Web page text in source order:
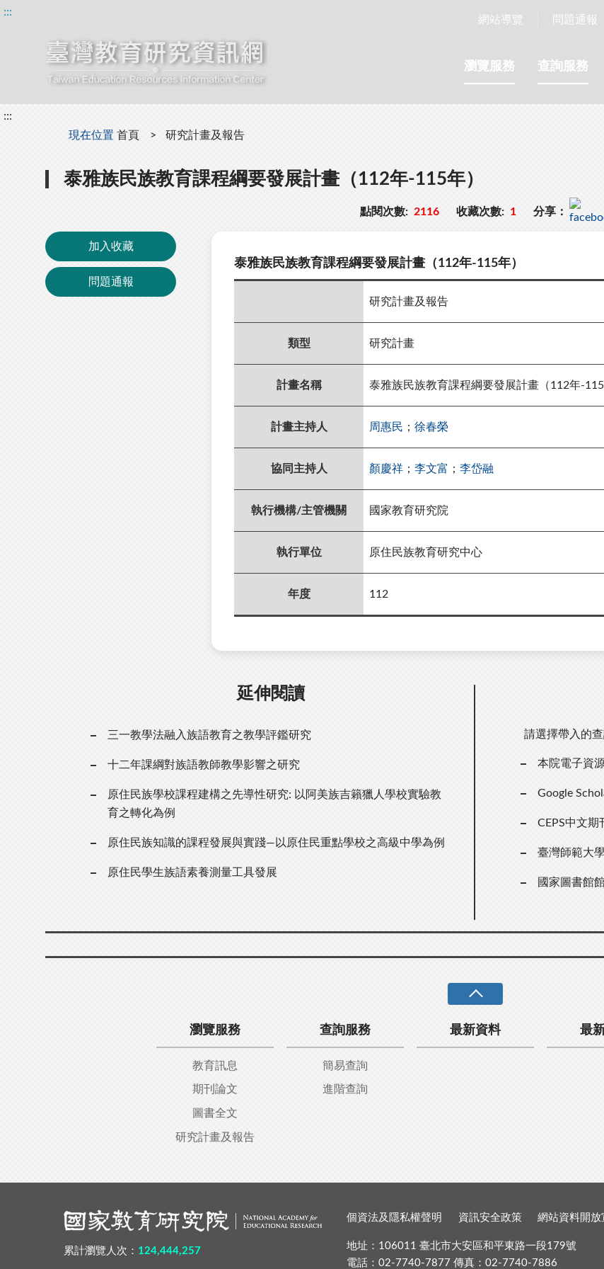
:::
網站導覽 問題通報
瀏覽服務 查詢服務
:::
現在位置 首頁 研究計畫及報告
泰雅族民族教育課程綱要發展計畫（112年-115年）
點閱次數: 2116 收藏次數: 1 分享：
加入收藏
問題通報
泰雅族民族教育課程綱要發展計畫（112年-115年）
研究計畫及報告
類型 研究計畫
計畫名稱 泰雅族民族教育課程綱要發展計畫（112年-115
計畫主持人 周惠民 ； 徐春榮
協同主持人 顏慶祥 ； 李文富 ； 李岱融
執行機構/主管機關 國家教育研究院
執行單位 原住民族教育研究中心
年度 112
延伸閱讀
三一教學法融入族語教育之教學評鑑研究
十二年課綱對族語教師教學影響之研究
原住民族學校課程建構之先導性研究: 以阿美族吉籟獵人學校實驗教
育之轉化為例
原住民族知識的課程發展與實踐—以原住民重點學校之高級中學為例
原住民學生族語素養測量工具發展
請選擇帶入的查
本院電子資
Google
CEPS中文期
臺灣師範大
國家圖書館
:::
瀏覽服務
教育訊息
期刊論文
圖書全文
研究計畫及報告
查詢服務
簡易查詢
進階查詢
最新資料 最
累計瀏覽人次： 124,444,257
個資法及隱私權聲明 資訊安全政策 網站資料開放
地址：106011 臺北市大安區和平東路一段179號
電話：02-7740-7877 傳真：02-7740-7886